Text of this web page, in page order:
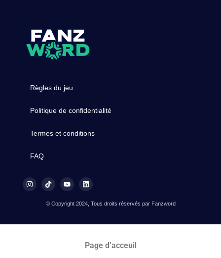
Règles du jeu
Politique de confidentialité
Termes et conditions
FAQ
© Copyright 2024, Tous droits réservés par Fanzword
Page d’acceuil